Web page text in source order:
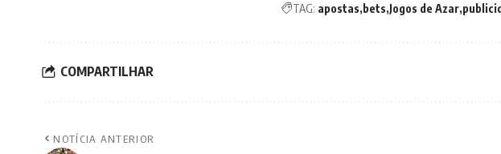
TAG: apostas bets Jogos de Azar
COMPARTILHAR
NOTÍCIA ANTERIOR